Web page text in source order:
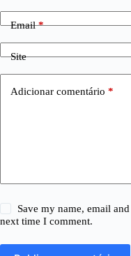
Email*
Site
Adicionar comentário *
Save my name, email
next time I comment.